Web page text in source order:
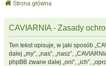
Strona główna
CAVIARNIA - Zasady
Ten tekst opisuje, w jaki sposób
dalej „my”, „nas”, „nasz”,
phpBB zwane dalej „oni”, „ich”,